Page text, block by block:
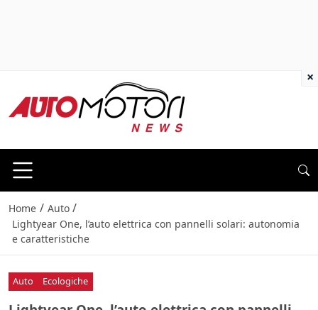
Home / Auto /
Lightyear One, l’auto elettrica con pannelli solari: autonomia
e caratteristiche
Auto Ecologiche
×